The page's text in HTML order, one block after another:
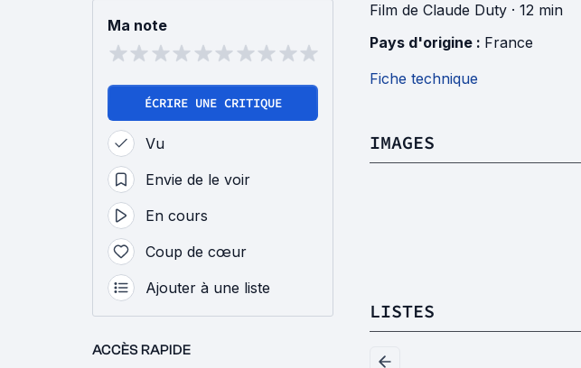
Ma note
ÉCRIRE UNE CRITIQUE
Vu
Envie de le voir
En cours
Coup de cœur
Ajouter à une liste
ACCÈS RAPIDE
Film de Claude Duty · 12 min
Pays d'origine : France
Fiche technique
IMAGES
LISTES